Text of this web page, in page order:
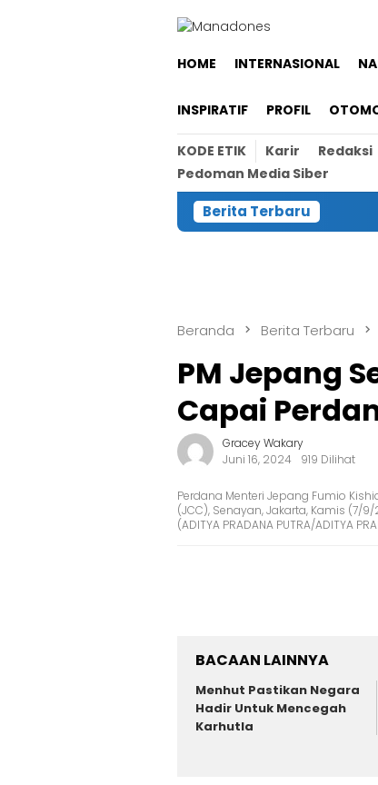
HOME INTERNASIONAL
INSPIRATIF PROFIL
KODE ETIK Karir Redaksi
Pedoman Media Siber
Berita Terbaru
Beranda Berita Terbaru
PM Jepang
Capai
Gracey Wakary
Juni 16, 2024
919 Dilihat
Perdana Menteri Jepang Fumio
(JCC), Senayan, Jakarta, Kamis (7/
(ADITYA PRADANA PUTRA/ADITYA
BACAAN LAINNYA
Menhut Pastikan Negara
Hadir Untuk Mencegah
Karhutla